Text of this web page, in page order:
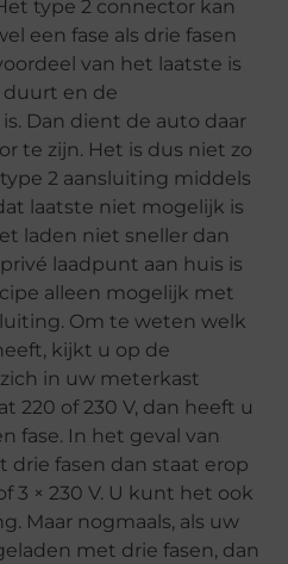
type 2 connector kan
een fase als drie fasen
van het laatste is
en de
Dan dient de auto daar
te zijn. Het is dus niet zo
2 aansluiting middels
laatste niet mogelijk is
laden niet sneller dan
laadpunt aan huis is
alleen mogelijk met
Om te weten welk
kijkt u op de
in uw meterkast
220 of 230 V, dan heeft u
fase. In het geval van
fasen dan staat erop
3 × 230 V. U kunt het ook
Maar nogmaals, als uw
met drie fasen, dan